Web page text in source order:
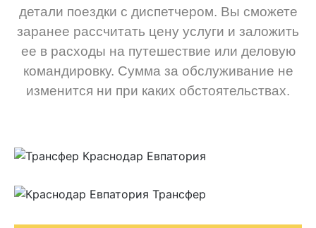
детали поездки с диспетчером. Вы сможете
заранее рассчитать цену услуги и заложить
ее в расходы на путешествие или деловую
командировку. Сумма за обслуживание не
изменится ни при каких обстоятельствах.